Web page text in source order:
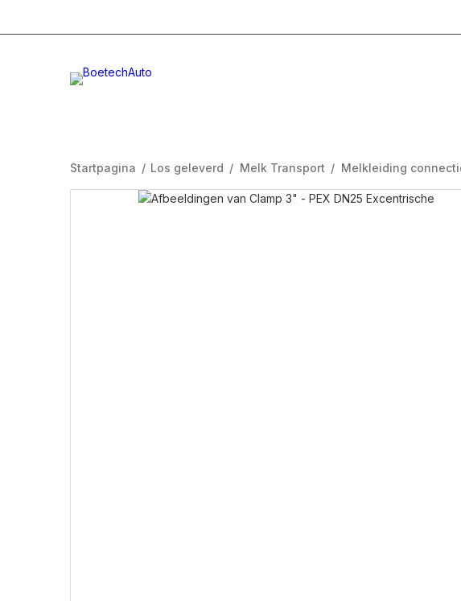
Startpagina / Los geleverd / Melk Transport / Melkleiding